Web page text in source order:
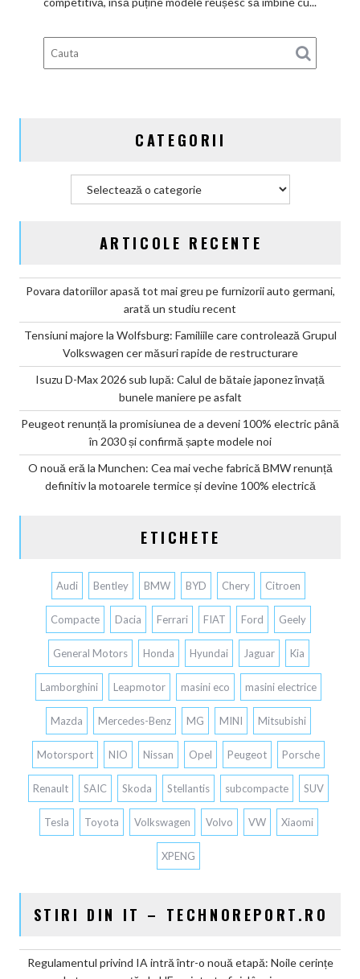
bătaie
gata
de
CATEGORII
ARTICOLE RECENTE
Povara datoriilor apasă tot mai greu pe furnizorii auto germani,
arată un studiu recent
Tensiuni majore la Wolfsburg: Familiile care controlează Grupul
Volkswagen cer măsuri rapide de restructurare
Isuzu D-Max 2026 sub lupă: Calul de bătaie japonez învață
bunele maniere pe asfalt
Peugeot renunță la promisiunea de a deveni 100% electric până
în 2030 și confirmă șapte modele noi
O nouă eră la Munchen: Cea mai veche fabrică BMW renunță
definitiv la motoarele termice și devine 100% electrică
ETICHETE
Audi Bentley BMW BYD Chery Citroen
Compacte Dacia Ferrari FIAT Ford Geely
General Motors Honda Hyundai Jaguar Kia
Lamborghini Leapmotor masini eco masini electrice
Mazda Mercedes-Benz MG MINI Mitsubishi
Motorsport NIO Nissan Opel Peugeot Porsche
Renault SAIC Skoda Stellantis subcompacte SUV
Tesla Toyota Volkswagen Volvo VW Xiaomi
XPENG
STIRI DIN IT – TECHNOREPORT.RO
Regulamentul privind IA intră într-o nouă etapă: Noile cerințe